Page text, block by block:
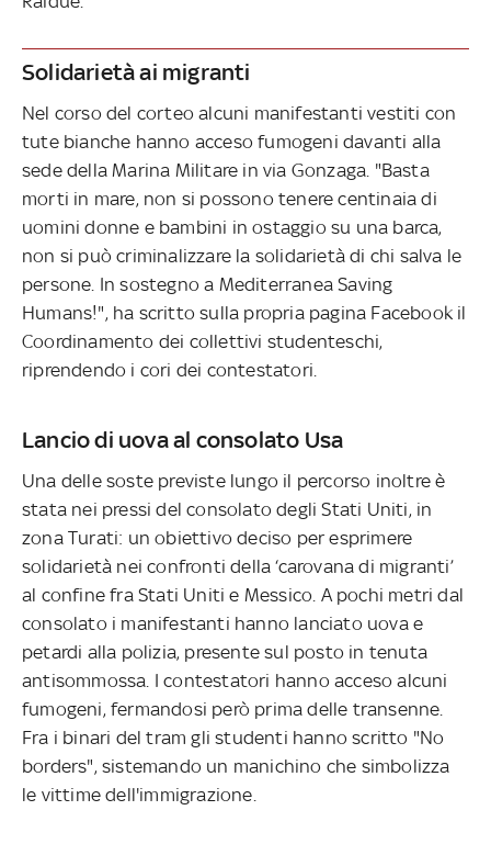
Solidarietà ai migranti
Nel corso del corteo alcuni manifestanti vestiti con
tute bianche hanno acceso fumogeni davanti alla
sede della Marina Militare in via Gonzaga. "Basta
morti in mare, non si possono tenere centinaia di
uomini donne e bambini in ostaggio su una barca,
non si può criminalizzare la solidarietà di chi salva le
persone. In sostegno a Mediterranea Saving
Humans!", ha scritto sulla propria pagina Facebook il
Coordinamento dei collettivi studenteschi,
riprendendo i cori dei contestatori.
Lancio di uova al consolato Usa
Una delle soste previste lungo il percorso inoltre è
stata nei pressi del consolato degli Stati Uniti, in
zona Turati: un obiettivo deciso per esprimere
solidarietà nei confronti della ‘carovana di migranti’
al confine fra Stati Uniti e Messico. A pochi metri dal
consolato i manifestanti hanno lanciato uova e
petardi alla polizia, presente sul posto in tenuta
antisommossa. I contestatori hanno acceso alcuni
fumogeni, fermandosi però prima delle transenne.
Fra i binari del tram gli studenti hanno scritto "No
borders", sistemando un manichino che simbolizza
le vittime dell'immigrazione.